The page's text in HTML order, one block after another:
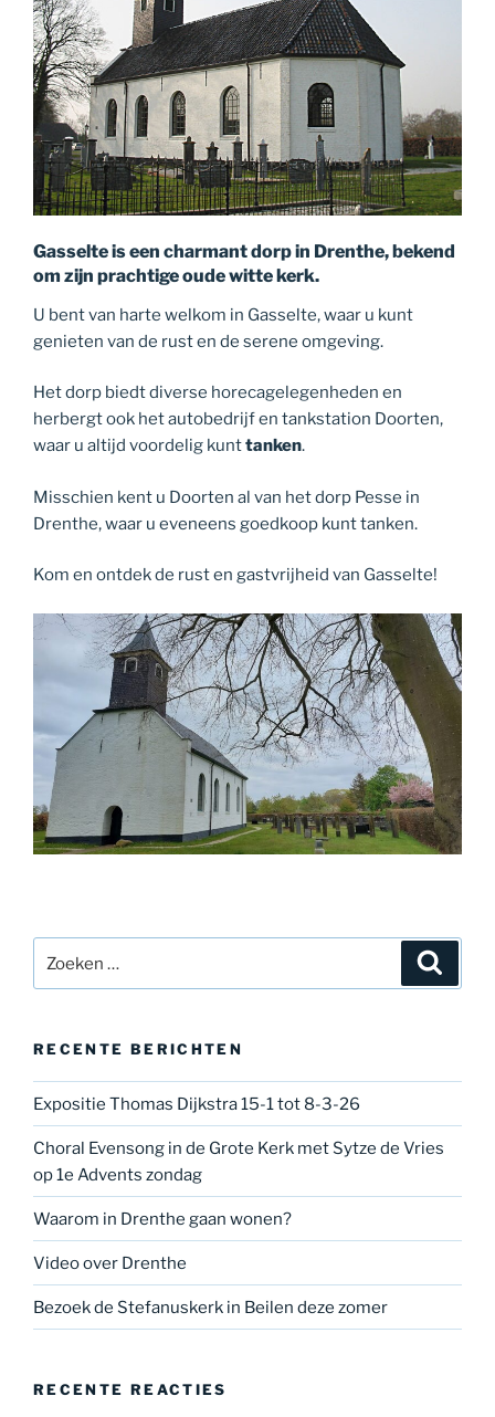
Gasselte is een charmant dorp in Drenthe, bekend
om zijn prachtige oude witte kerk.
U bent van harte welkom in Gasselte, waar u kunt
genieten van de rust en de serene omgeving.
Het dorp biedt diverse horecagelegenheden en
herbergt ook het autobedrijf en tankstation Doorten,
waar u altijd voordelig kunttanken.
Misschien kent u Doorten al van het dorp Pesse in
Drenthe, waar u eveneens goedkoop kunt tanken.
Kom en ontdek de rust en gastvrijheid van Gasselte!
naar:
RECENTE BERICHTEN
Expositie Thomas Dijkstra 15-1 tot 8-3-26
Choral Evensong in de Grote Kerk met Sytze de Vries
op 1e Advents zondag
Waarom in Drenthe gaan wonen?
Video over Drenthe
Bezoek de Stefanuskerk in Beilen deze zomer
RECENTE REACTIES